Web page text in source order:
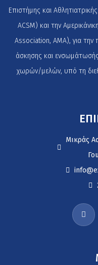
Επιστήμης και
ACSM) και την
Association, AMA), για
άσκησης και
χωρών/μελών, υπό τη
Μικράς